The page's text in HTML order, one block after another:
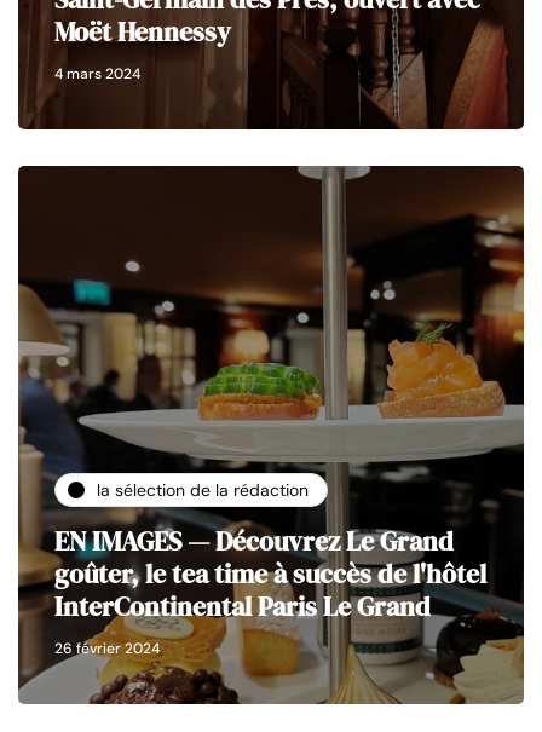
Moët Hennessy
4 mars 2024
la sélection de la rédaction
EN IMAGES — Découvrez Le Grand
goûter, le tea time à succès de l'hôtel
InterContinental Paris Le Grand
26 février 2024